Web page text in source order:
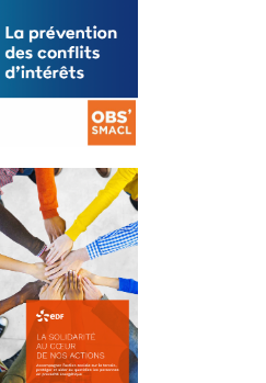
La
prévention
des conflits
d’intérêts
18 septembre 2023
FEUILLETER